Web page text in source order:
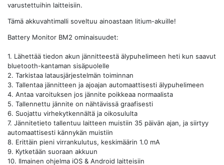
varustettuihin laitteisiin.
Tämä akkuvahtimalli soveltuu ainoastaan litium-akuille!
Battery Monitor BM2​​ ominaisuudet:
1. Lähettää tiedon akun jännitteestä älypuhelimeen heti kun saavut
bluetooth-kantaman sisäpuolelle
2. Tarkistaa latausjärjestelmän toiminnan
3. Tallentaa jännitteen ja ajoajan automaattisesti älypuhelimeen
4. Antaa varoituksen jos jännite poikkeaa normaalista
5. Tallennettu jännite on nähtävissä graafisesti
6. Suojattu virhekytkennältä ja oikosululta
7. Jännitetieto tallentuu laitteen muistiin 35 päivän ajan, ja siirtyy
automaattisesti kännykän muistiin
8. Erittäin pieni virrankulutus, keskimäärin 1.0 mA
9. Kytketään suoraan akkuun
10. Ilmainen ohjelma iOS & Android laitteisiin